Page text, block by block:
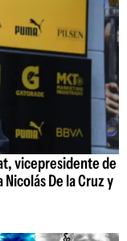
vicepresidente de
De la Cruz y